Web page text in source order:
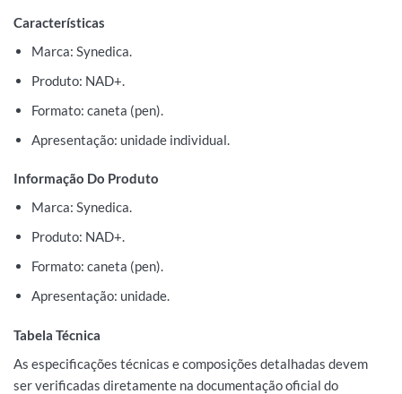
Características
Marca: Synedica.
Produto: NAD+.
Formato: caneta (pen).
Apresentação: unidade individual.
Informação Do Produto
Marca: Synedica.
Produto: NAD+.
Formato: caneta (pen).
Apresentação: unidade.
Tabela Técnica
As especificações técnicas e composições detalhadas devem
ser verificadas diretamente na documentação oficial do